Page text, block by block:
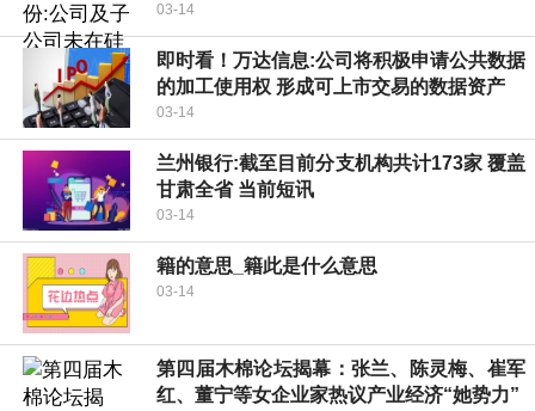
03-14
即时看！万达信息:公司将积极申请公共数据
的加工使用权 形成可上市交易的数据资产
03-14
兰州银行:截至目前分支机构共计173家 覆盖
甘肃全省 当前短讯
03-14
籍的意思_籍此是什么意思
03-14
第四届木棉论坛揭幕：张兰、陈灵梅、崔军
红、董宁等女企业家热议产业经济“她势力”